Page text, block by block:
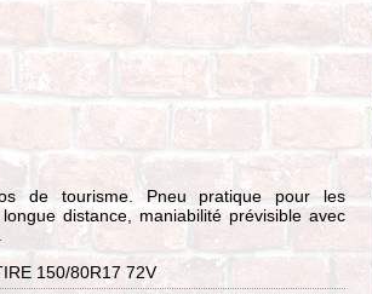
de tourisme. Pneu pratique pour les
distance, maniabilité prévisible avec
150/80R17 72V